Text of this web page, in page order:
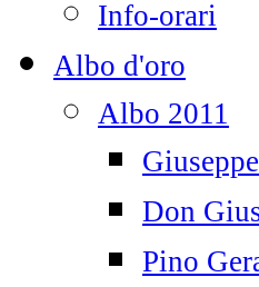
Info-orari
Albo d'oro
Albo 2011
Don
Pino